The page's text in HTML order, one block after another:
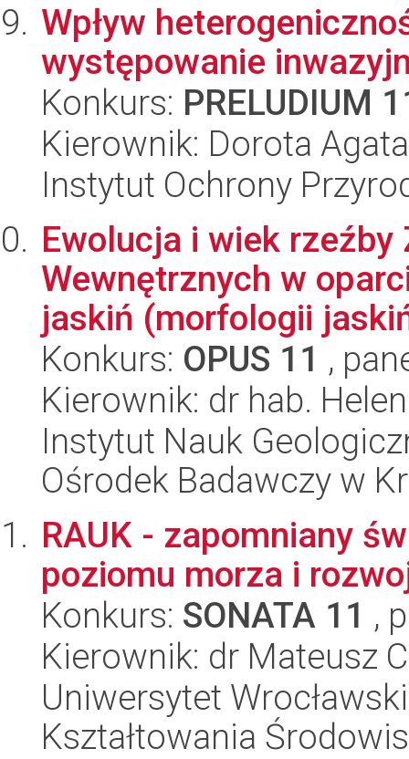
Wpływ
występowanie
Konkurs: PRELUDIUM
Kierownik: Dorota
Instytut Ochrony
Ewolucja i wiek
Wewnętrznych w
jaskiń (morfologii
Konkurs: OPUS 11 ,
Kierownik: dr hab.
Instytut Nauk
Ośrodek Badawczy w
RAUK - zapomniany
poziomu morza i
Konkurs: SONATA 11 ,
Kierownik: dr Mateusz
Uniwersytet
Kształtowania